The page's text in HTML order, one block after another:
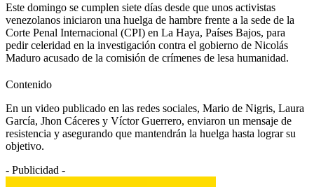
Este domingo se cumplen siete días desde que unos activistas
venezolanos iniciaron una huelga de hambre frente a la sede de la
Corte Penal Internacional (CPI) en La Haya, Países Bajos, para
pedir celeridad en la investigación contra el gobierno de Nicolás
Maduro acusado de la comisión de crímenes de lesa humanidad.
Contenido
En un video publicado en las redes sociales, Mario de Nigris, Laura
García, Jhon Cáceres y Víctor Guerrero, enviaron un mensaje de
resistencia y asegurando que mantendrán la huelga hasta lograr su
objetivo.
- Publicidad -